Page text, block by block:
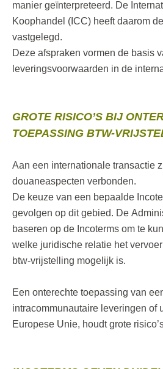
manier geïnterpreteerd. De
Koophandel (ICC) heeft daarom de
vastgelegd.
Deze afspraken vormen de basis
leveringsvoorwaarden in de
GROTE RISICO’S BIJ
TOEPASSING BTW-
Aan een internationale transactie
douaneaspecten verbonden.
De keuze van een bepaalde
gevolgen op dit gebied. De
baseren op de Incoterms om te
welke juridische relatie het
btw-vrijstelling mogelijk is.
Een onterechte toepassing van
intracommunautaire leveringen of
Europese Unie, houdt grote